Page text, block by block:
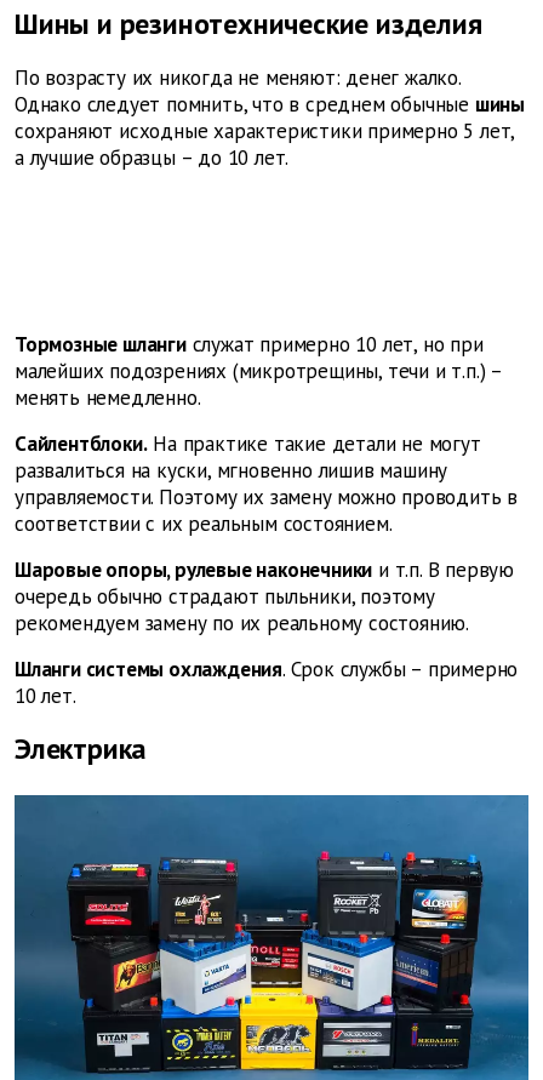
Шины и резинотехнические изделия
По возрасту их никогда не меняют: денег жалко.
Однако следует помнить, что в среднем обычные шины
сохраняют исходные характеристики примерно 5 лет,
а лучшие образцы – до 10 лет.
Тормозные шлангислужат примерно 10 лет, но при
малейших подозрениях (микротрещины, течи и т.п.) –
менять немедленно.
Сайлентблоки.На практике такие детали не могут
развалиться на куски, мгновенно лишив машину
управляемости. Поэтому их замену можно проводить в
соответствии с их реальным состоянием.
Шаровые опоры, рулевые наконечники и т.п. В первую
очередь обычно страдают пыльники, поэтому
рекомендуем замену по их реальному состоянию.
Шланги системы охлаждения. Срок службы – примерно
10 лет.
Электрика